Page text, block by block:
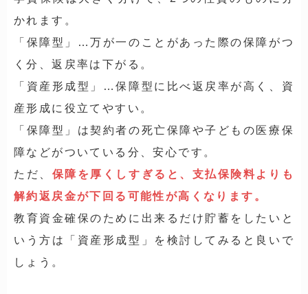
かれます。
「保障型」…万が一のことがあった際の保障がつ
く分、返戻率は下がる。
「資産形成型」…保障型に比べ返戻率が高く、資
産形成に役立てやすい。
「保障型」は契約者の死亡保障や子どもの医療保
障などがついている分、安心です。
ただ、 保障を厚くしすぎると、支払保険料よりも
解約返戻金が下回る可能性が高くなります。
教育資金確保のために出来るだけ貯蓄をしたいと
いう方は「資産形成型」を検討してみると良いで
しょう。